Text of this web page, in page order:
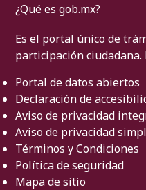
¿Qué es gob.mx?
Es el portal único de
participación ciudadana.
Portal de datos abiertos
Declaración de
Aviso de privacidad
Aviso de privacidad
Términos y Condiciones
Política de seguridad
Mapa de sitio